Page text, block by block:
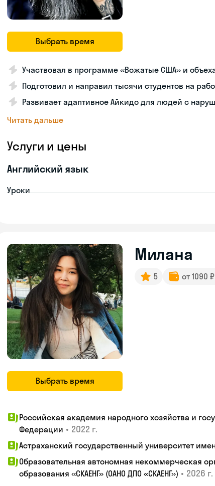
Выбрать время
Участвовал в программе «Вожатые США» и
Подготовил и направил тысячи студентов на
Развивает адаптивное Айкидо для людей с
Читать дальше
Услуги и цены
Английский язык
Уроки
Выбрать время
Милана
5 от 1090
Российская академия народного хозяйства и
Федерации • 2022 г.
Астраханский государственный университет
Образовательная автономная некоммерческая
образования «СКАЕНГ» (ОАНО ДПО «СКАЕНГ») • 2026 г.